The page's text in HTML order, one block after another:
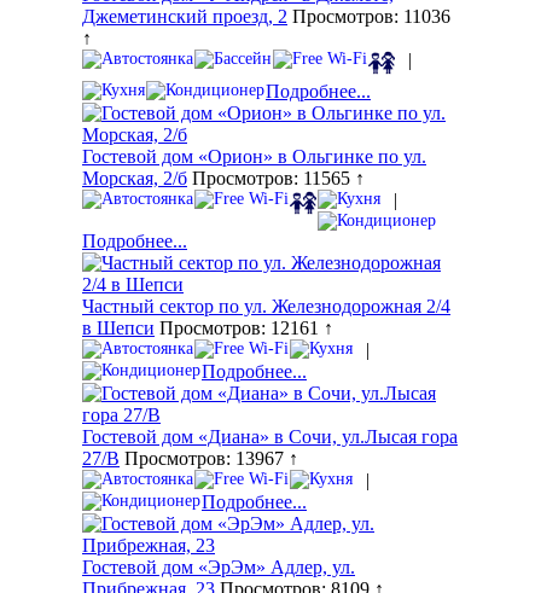
Джеметинский проезд, 2 Просмотров: 11036
↑
|
Подробнее...
Гостевой дом «Орион» в Ольгинке по ул.
Морская, 2/б Просмотров: 11565 ↑
|
Подробнее...
Частный сектор по ул. Железнодорожная 2/4
в Шепси Просмотров: 12161 ↑
|
Подробнее...
Гостевой дом «Диана» в Сочи, ул.Лысая гора
27/В Просмотров: 13967 ↑
|
Подробнее...
Гостевой дом «ЭрЭм» Адлер, ул.